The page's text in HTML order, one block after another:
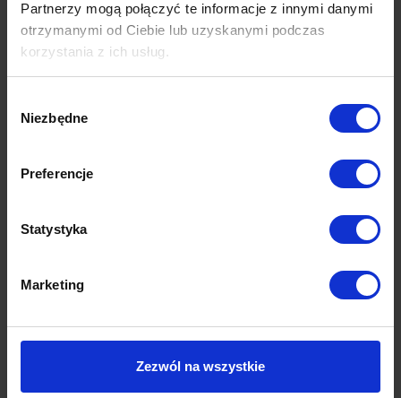
Partnerzy mogą połączyć te informacje z innymi danymi
otrzymanymi od Ciebie lub uzyskanymi podczas
korzystania z ich usług.
zgody
Niezbędne
Preferencje
Statystyka
Marketing
Zezwól na wszystkie
Opinie (0)